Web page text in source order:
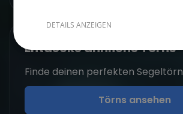
Entdecke ähnliche Törns
Finde deinen perfekten Segeltörn
Törns ansehen
DETAILS ANZEIGEN